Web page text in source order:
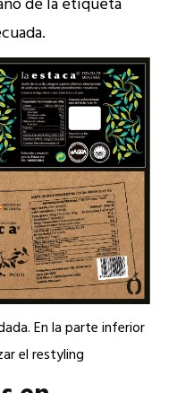
En la parte inferior
el restyling